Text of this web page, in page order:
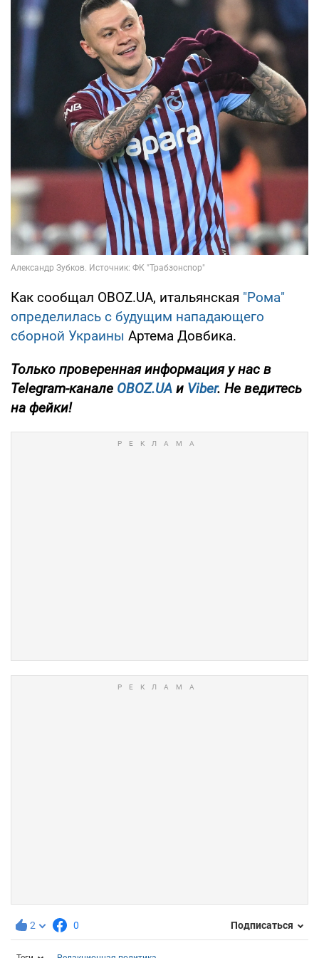
Как сообщал OBOZ.UA, итальянская "Рома"
определилась с будущим нападающего
сборной Украины Артема Довбика.
Только проверенная информация у нас в
Telegram-канале OBOZ.UA и Viber. Не ведитесь
на фейки!
2 0 Подписаться